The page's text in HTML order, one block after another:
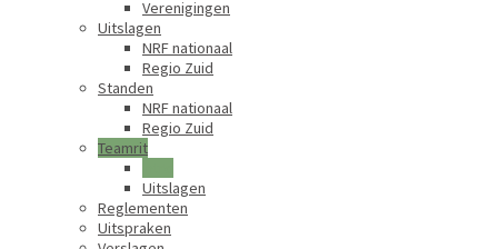
Verenigingen
Uitslagen
NRF nationaal
Regio Zuid
Standen
NRF nationaal
Regio Zuid
Teamrit
Uitslagen
Reglementen
Uitspraken